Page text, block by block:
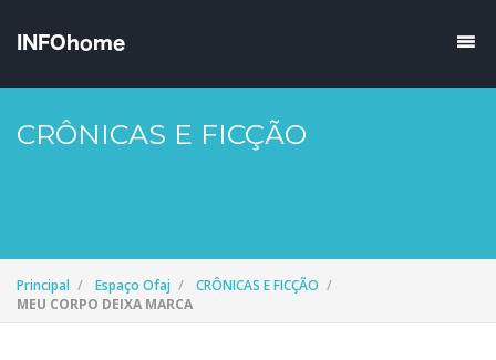
CRÔNICAS E FICÇÃO
Principal Espaço Ofaj
CRÔNICAS E FICÇÃO
MEU CORPO DEIXA MARCA